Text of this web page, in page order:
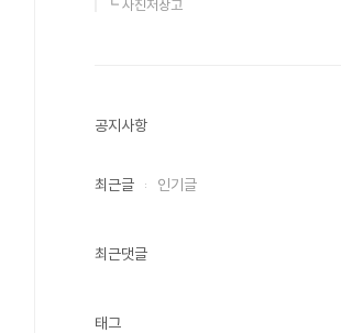
┗ 사진저장고
공지사항
최근글 인기글
최근댓글
태그